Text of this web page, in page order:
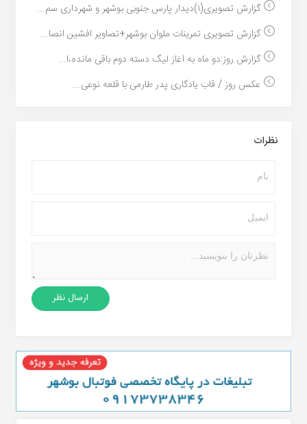
گزارش تصویری(۱)دیدار پارس جنوبی بوشهر و شهرداری سم...
گزارش تصویری تمرینات ملوان بوشهر+تصاویر افشین انصا...
گزارش روز:دو ماه به آغاز لیگ دسته دوم باقی مانده،ا...
عکس روز / قاب یادگاری پدر طارمی با قلعه نوعی...
نظرات